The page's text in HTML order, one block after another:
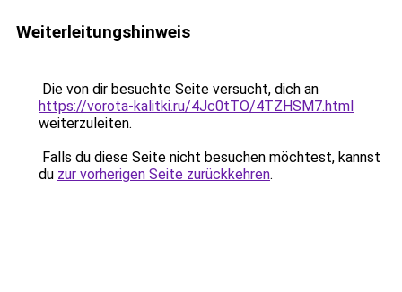
Weiterleitungshinweis
Die von dir besuchte Seite versucht, dich an
https://vorota-kalitki.ru/4Jc0tTO/4TZHSM7.html
weiterzuleiten.
Falls du diese Seite nicht besuchen möchtest, kannst
du zur vorherigen Seite zurückkehren.